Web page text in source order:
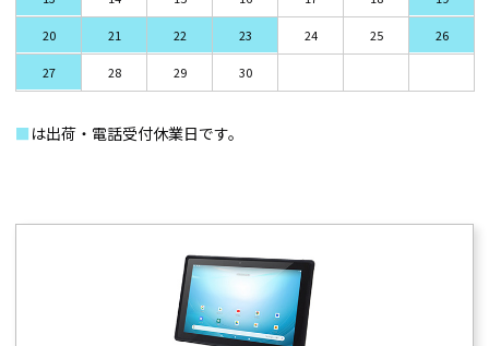
20 21 22 23 24 25 26
27 28 29 30
■ は出荷・電話受付休業日です。